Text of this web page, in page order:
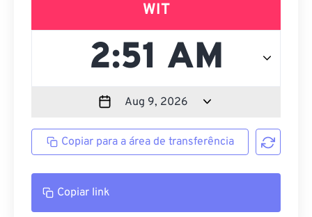
WIT
Copiar para a área de transferência
Copiar link